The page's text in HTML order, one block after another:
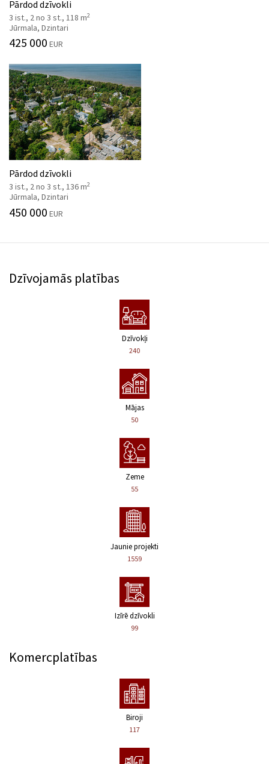
Pārdod dzīvokli
3 ist., 2 no 3 st., 118 m2
Jūrmala, Dzintari
425 000 EUR
Pārdod dzīvokli
3 ist., 2 no 3 st., 136 m2
Jūrmala, Dzintari
450 000 EUR
Dzīvojamās platības
Dzīvokļi
240
Mājas
50
Zeme
55
Jaunie projekti
1559
Izīrē dzīvokli
99
Komercplatības
Biroji
117